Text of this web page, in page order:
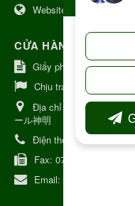
Website:
https://
CỬA HÀNG GIỚI
Giấy phép số: 080-
Chịu trách nhiệm:
MR
Địa chỉ Nhật Bản:
日
ール神明
Điện thoại:080-9475-1379
Fax: 070-9178-7979
Email: